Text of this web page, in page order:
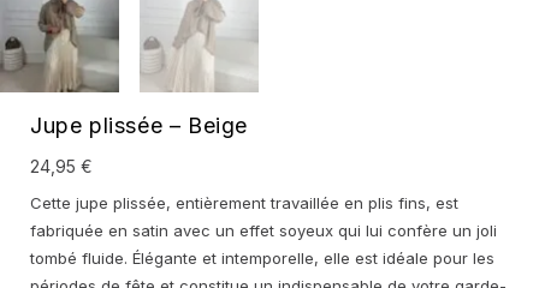
Jupe plissée – Beige
24,95 €
Cette jupe plissée, entièrement travaillée en plis fins, est
fabriquée en satin avec un effet soyeux qui lui confère un joli
tombé fluide. Élégante et intemporelle, elle est idéale pour les